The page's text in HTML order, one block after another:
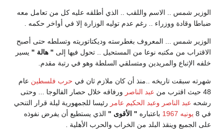
الوزير شمس .. الاسم واللقب .. الذي أطلقه عليه كل من تعامل معه
ضباطا وقادة ووزراء .. رغم عدم توليه الوزارة إلا في أواخر حكمه .
الوزير شمس ... المعروف بغطرسته وديكتاتوريته وتسلطه حتى أصبح
الاقتراب من مكتبه نوعا من المستحيل .. تحول فيها إلى " هالة " يسير
خلفه الإتباع والمريدين ومتسلقي السلطة وهو في رتبة مقدم.
شهرته سبقت تاريخه ..منذ أن كان ملازم ثان في حرب فلسطين عام
48 حيث اقترب من
عبد الناصر ورفاقه خلال حصار الفالوجا ... وحتى
رشحه عبد الناصر وعبد الحكيم عامر رئيسا للجمهورية ليلة قرار التنحي
في 8
يونيه 1967 باعتباره " الأقوى " الذي يستطيع أن يفرض نفوذه
على الجميع وينقذ البلد من الخراب والحرب الأهلية .